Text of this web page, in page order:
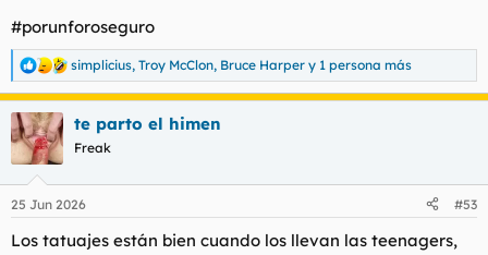
#porunforoseguro
R
e
a
c
c
i
e
:
simplicius, Troy McClon, Bruce Harper y 1 persona más
te parto el himen
Freak
25 Jun 2026 #53
Los tatuajes están bien cuando los llevan las teenagers,